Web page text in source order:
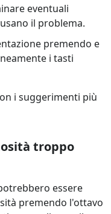
eventuali
il problema.
premendo e
i tasti
i suggerimenti più
troppo
essere
premendo l'ottavo